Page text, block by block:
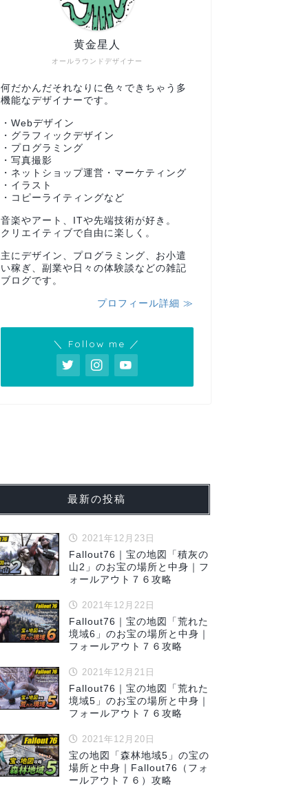
オールラウンドデザイナー
黄金星人
何だかんだそれなりに色々できちゃう多
機能なデザイナーです。
・Webデザイン
・グラフィックデザイン
・プログラミング
・写真撮影
・ネットショップ運営・マーケティング
・イラスト
・コピーライティングなど
音楽やアート、ITや先端技術が好き。
クリエイティブで自由に楽しく。
主にデザイン、プログラミング、お小遣
い稼ぎ、副業や日々の体験談などの雑記
ブログです。
プロフィール詳細 ≫
＼ Follow me ／
最新の投稿
2021年12月23日
Fallout76｜宝の地図「積灰の
山2」のお宝の場所と中身｜フ
ォールアウト７６攻略
2021年12月22日
Fallout76｜宝の地図「荒れた
境域6」のお宝の場所と中身｜
フォールアウト７６攻略
2021年12月21日
Fallout76｜宝の地図「荒れた
境域5」のお宝の場所と中身｜
フォールアウト７６攻略
2021年12月20日
宝の地図「森林地域5」の宝の
場所と中身｜Fallout76（フォ
ールアウト７６）攻略